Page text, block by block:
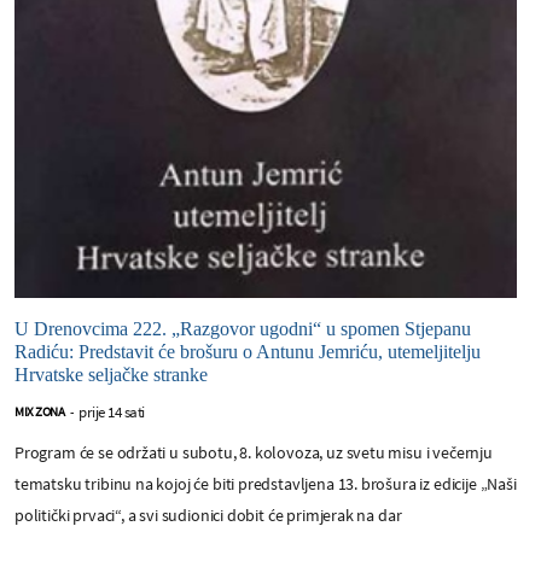
U Drenovcima 222. „Razgovor ugodni“ u spomen Stjepanu
Radiću: Predstavit će brošuru o Antunu Jemriću, utemeljitelju
Hrvatske seljačke stranke
MIX ZONA - prije 14 sati
Program će se održati u subotu, 8. kolovoza, uz svetu misu i večernju
tematsku tribinu na kojoj će biti predstavljena 13. brošura iz edicije „Naši
politički prvaci“, a svi sudionici dobit će primjerak na dar